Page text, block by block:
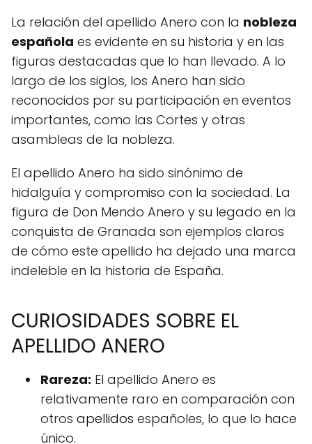
La relación del apellido Anero con la nobleza
española es evidente en su historia y en las
figuras destacadas que lo han llevado. A lo
largo de los siglos, los Anero han sido
reconocidos por su participación en eventos
importantes, como las Cortes y otras
asambleas de la nobleza.
El apellido Anero ha sido sinónimo de
hidalguía y compromiso con la sociedad. La
figura de Don Mendo Anero y su legado en la
conquista de Granada son ejemplos claros
de cómo este apellido ha dejado una marca
indeleble en la historia de España.
CURIOSIDADES SOBRE EL
APELLIDO ANERO
Rareza: El apellido Anero es
relativamente raro en comparación con
otros apellidos españoles, lo que lo hace
único.